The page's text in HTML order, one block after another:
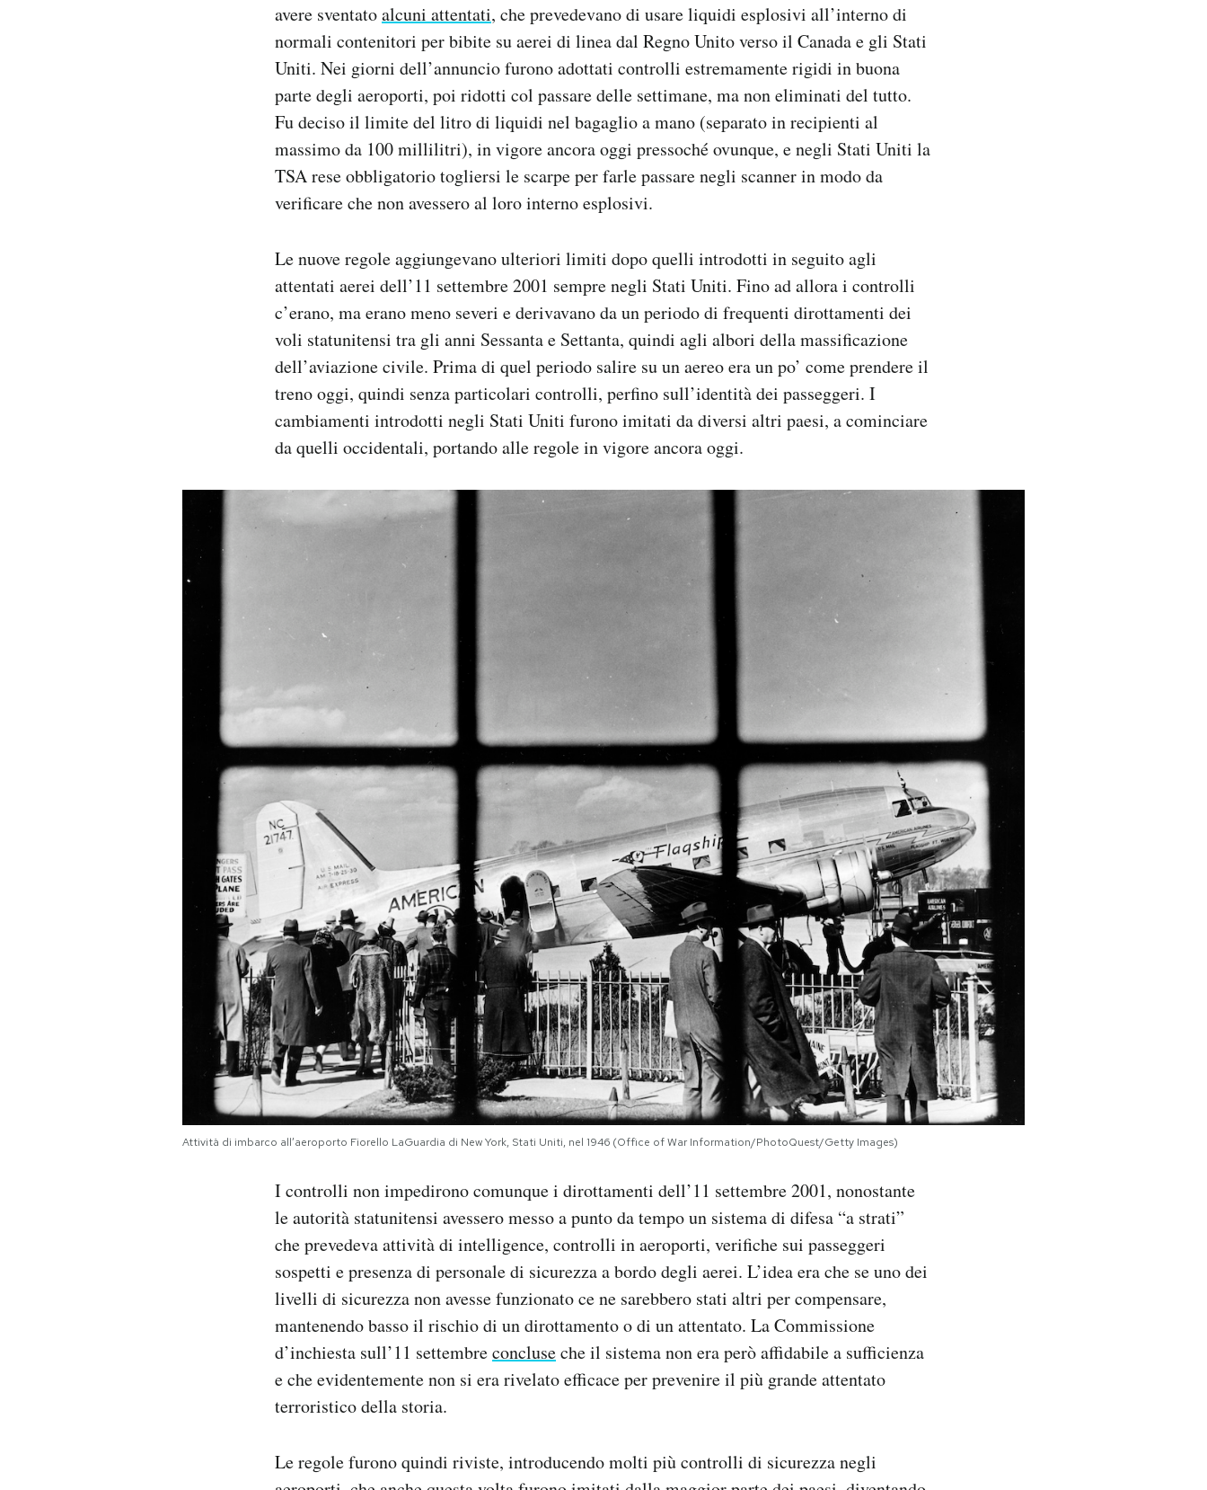
avere sventatoalcuni attentati, che prevedevano di usare liquidi esplosivi all’interno di
normali contenitori per bibite su aerei di linea dal Regno Unito verso il Canada e gli Stati
Uniti. Nei giorni dell’annuncio furono adottati controlli estremamente rigidi in buona
parte degli aeroporti, poi ridotti col passare delle settimane, ma non eliminati del tutto.
Fu deciso il limite del litro di liquidi nel bagaglio a mano (separato in recipienti al
massimo da 100 millilitri), in vigore ancora oggi pressoché ovunque, e negli Stati Uniti la
TSA rese obbligatorio togliersi le scarpe per farle passare negli scanner in modo da
verificare che non avessero al loro interno esplosivi.
Le nuove regole aggiungevano ulteriori limiti dopo quelli introdotti in seguito agli
attentati aerei dell’11 settembre 2001 sempre negli Stati Uniti. Fino ad allora i controlli
c’erano, ma erano meno severi e derivavano da un periodo di frequenti dirottamenti dei
voli statunitensi tra gli anni Sessanta e Settanta, quindi agli albori della massificazione
dell’aviazione civile. Prima di quel periodo salire su un aereo era un po’ come prendere il
treno oggi, quindi senza particolari controlli, perfino sull’identità dei passeggeri. I
cambiamenti introdotti negli Stati Uniti furono imitati da diversi altri paesi, a cominciare
da quelli occidentali, portando alle regole in vigore ancora oggi.
Attività di imbarco all’aeroporto Fiorello LaGuardia di New York, Stati Uniti, nel 1946 (Office of War Information/PhotoQuest/Getty Images)
I controlli non impedirono comunque i dirottamenti dell’11 settembre 2001, nonostante
le autorità statunitensi avessero messo a punto da tempo un sistema di difesa “a strati”
che prevedeva attività di intelligence, controlli in aeroporti, verifiche sui passeggeri
sospetti e presenza di personale di sicurezza a bordo degli aerei. L’idea era che se uno dei
livelli di sicurezza non avesse funzionato ce ne sarebbero stati altri per compensare,
mantenendo basso il rischio di un dirottamento o di un attentato. La Commissione
d’inchiesta sull’11 settembreconcluseche il sistema non era però affidabile a sufficienza
e che evidentemente non si era rivelato efficace per prevenire il più grande attentato
terroristico della storia.
Le regole furono quindi riviste, introducendo molti più controlli di sicurezza negli